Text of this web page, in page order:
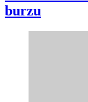
burzu